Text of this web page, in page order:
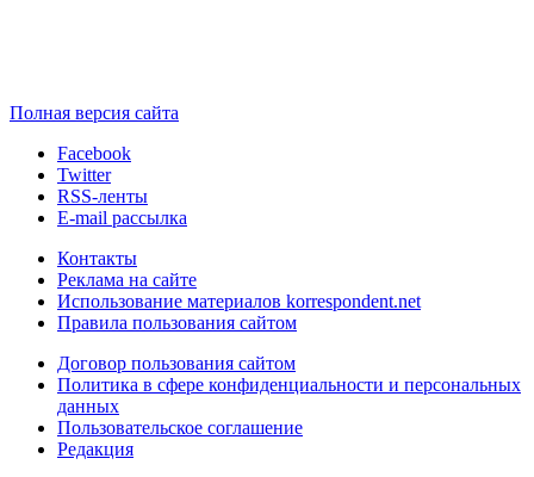
Полная версия сайта
Facebook
Twitter
RSS-ленты
E-mail рассылка
Контакты
Реклама на сайте
Использование материалов korrespondent.net
Правила пользования сайтом
Договор пользования сайтом
Политика в сфере конфиденциальности и персональных
данных
Пользовательское соглашение
Редакция